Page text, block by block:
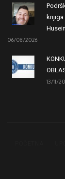
06/08/2026
13/11/